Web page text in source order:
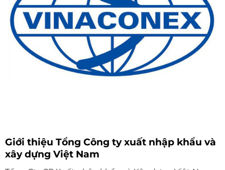
Giới thiệu Tổng Công ty xuất nhập khẩu và
xây dựng Việt Nam